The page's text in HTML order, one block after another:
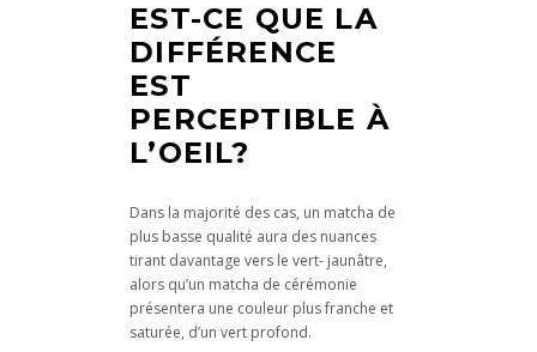
EST-CE QUE LA
DIFFÉRENCE
EST
PERCEPTIBLE À
L’OEIL?
Dans la majorité des cas, un matcha de
plus basse qualité aura des nuances
tirant davantage vers le vert- jaunâtre,
alors qu’un matcha de cérémonie
présentera une couleur plus franche et
saturée, d’un vert profond.